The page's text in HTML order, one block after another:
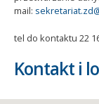
mail:
tel do kontaktu 22
Kontakt i